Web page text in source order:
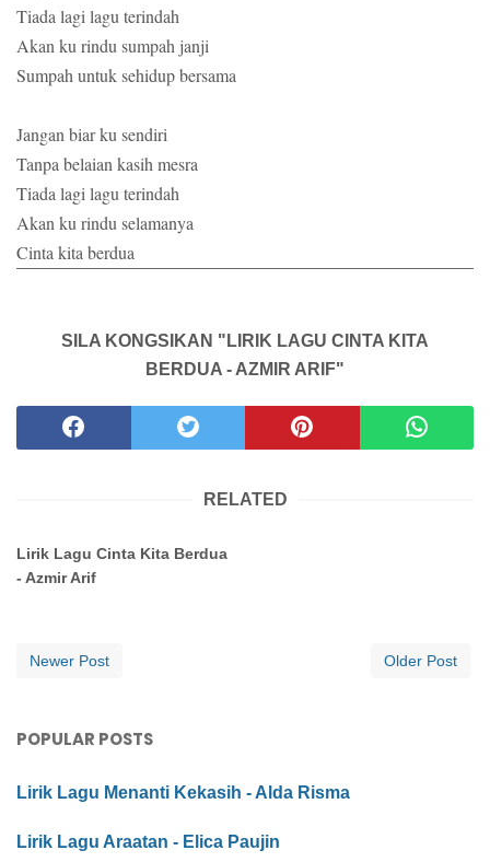
Tiada lagi lagu terindah
Akan ku rindu sumpah janji
Sumpah untuk sehidup bersama
Jangan biar ku sendiri
Tanpa belaian kasih mesra
Tiada lagi lagu terindah
Akan ku rindu selamanya
Cinta kita berdua
SILA KONGSIKAN "LIRIK LAGU CINTA KITA
BERDUA - AZMIR ARIF"
RELATED
Lirik Lagu Cinta Kita Berdua
- Azmir Arif
Newer Post Older Post
POPULAR POSTS
Lirik Lagu Menanti Kekasih - Alda Risma
Lirik Lagu Araatan - Elica Paujin